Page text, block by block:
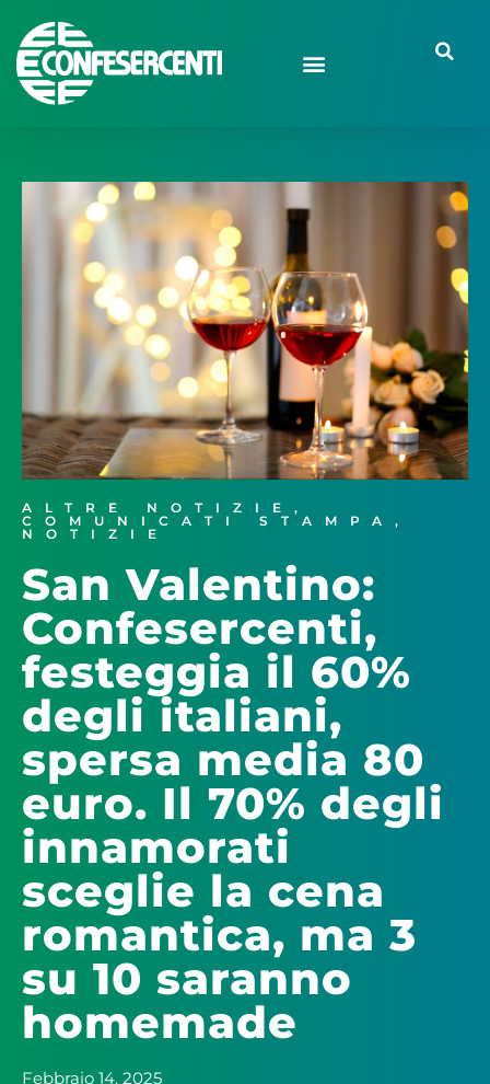
ALTRE NOTIZIE ,
COMUNICATI STAMPA ,
NOTIZIE
San Valentino:
Confesercenti,
festeggia il 60%
degli italiani,
spersa media 80
euro. Il 70% degli
innamorati
sceglie la cena
romantica, ma 3
su 10 saranno
homemade
Febbraio 14, 2025